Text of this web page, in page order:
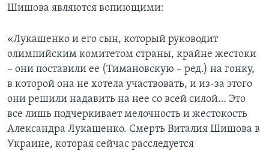
Шишова являются вопиющими:
«Лукашенко и его сын, который руководит
олимпийским комитетом страны, крайне жестоки
– они поставили ее (Тимановскую – ред.) на гонку,
в которой она не хотела участвовать, и из-за этого
они решили надавить на нее со всей силой… Это
все лишь подчеркивает мелочность и жестокость
Александра Лукашенко. Смерть Виталия Шишова в
Украине, которая сейчас расследуется